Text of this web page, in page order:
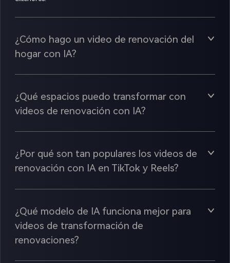
¿Cómo hago un video de renovación del
hogar con IA?
¿Qué espacios puedo transformar con
videos de renovación con IA?
¿Por qué son tan populares los videos de
renovación con IA en TikTok y Reels?
¿Qué modelo de IA funciona mejor para
videos de transformación de
renovaciones?